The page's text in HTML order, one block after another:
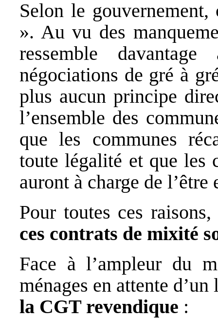
Selon le
». Au vu des
ressemble
négociations de gré à
plus aucun principe
l’ensemble des
que les communes
toute légalité et que les
auront à charge de l’être
Pour toutes ces
ces contrats de mixité
Face à l’ampleur du
ménages en attente
la CGT revendique :